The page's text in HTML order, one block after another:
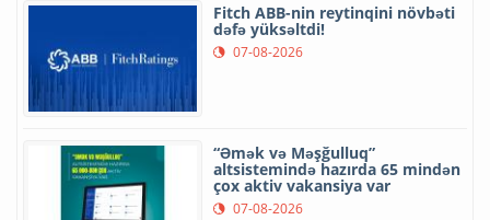
Fitch ABB-nin reytinqini növbəti
dəfə yüksəltdi!
07-08-2026
“Əmək və Məşğulluq”
altsistemində hazırda 65 mindən
çox aktiv vakansiya var
07-08-2026